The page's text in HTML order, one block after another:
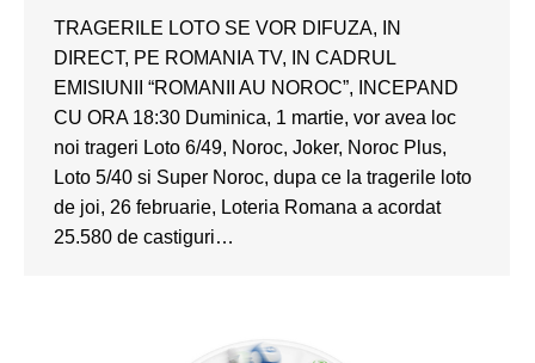
TRAGERILE LOTO SE VOR DIFUZA, IN
DIRECT, PE ROMANIA TV, IN CADRUL
EMISIUNII “ROMANII AU NOROC”, INCEPAND
CU ORA 18:30 Duminica, 1 martie, vor avea loc
noi trageri Loto 6/49, Noroc, Joker, Noroc Plus,
Loto 5/40 si Super Noroc, dupa ce la tragerile loto
de joi, 26 februarie, Loteria Romana a acordat
25.580 de castiguri…